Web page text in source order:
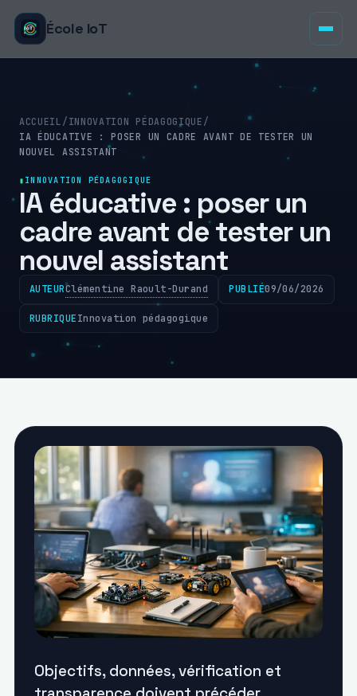
École IoT
ACCUEIL / INNOVATION PÉDAGOGIQUE /
IA ÉDUCATIVE : POSER UN CADRE AVANT DE TESTER UN
NOUVEL ASSISTANT
INNOVATION PÉDAGOGIQUE
IA éducative : poser un
cadre avant de tester un
nouvel assistant
AUTEURClémentine Raoult-Durand PUBLIÉ09/06/2026
RUBRIQUEInnovation pédagogique
Objectifs, données, vérification et